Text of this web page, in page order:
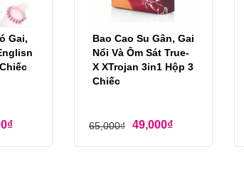
Gai,
₫
Bao Cao Su Gân, Gai
Nổi Và Ôm Sát True-
X XTrojan 3in1 Hộp 3
Chiếc
65,000₫ 49,000₫